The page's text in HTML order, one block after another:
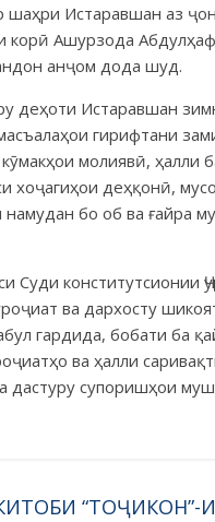
шаҳри Истаравшан аз
корӣ Ашурзода
анҷом дода шуд.
деҳоти Истаравшан
гирифтани
молиявӣ, ҳалли
хоҷагиҳои деҳқонӣ,
бо об ва ғайра
Суди конститутсионии
ва дархосту
гардида, бобати ба
ва ҳалли
дастуру супоришҳои
“ТОҶИКОН”-